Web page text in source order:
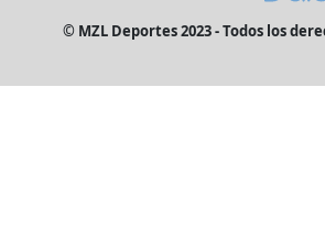
© MZL Deportes 2023 - Todos los